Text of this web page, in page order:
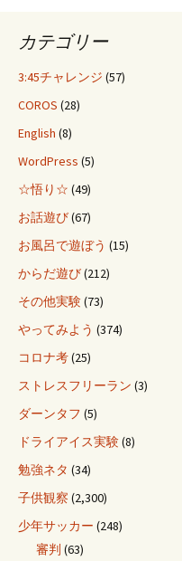
カテゴリー
3:45チャレンジ (57)
COROS (28)
English (8)
WordPress (5)
☆悟り☆ (49)
お話遊び(67)
お風呂で遊ぼう (15)
からだ遊び(212)
その他実験(73)
やってみよう (374)
コロナ考(25)
ストレスフリーラン (3)
ダーンタフ (5)
ドライアイス実験(8)
勉強ネタ (34)
子供観察 (2,300)
少年サッカー (248)
審判 (63)